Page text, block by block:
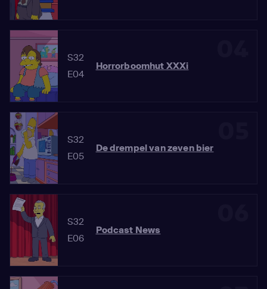
S32
E04
Horrorboomhut XXXi
S32
E05
De drempel van zeven bier
S32
E06
Podcast News